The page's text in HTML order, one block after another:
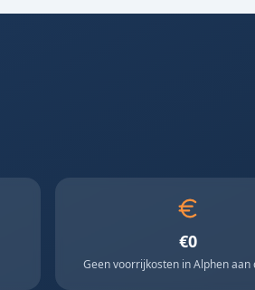
€0
Geen voorrijkosten in Alphen aan